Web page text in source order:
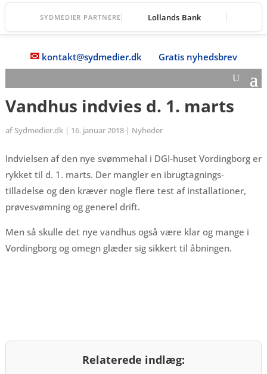
SYDMEDIER PARTNERE Lollands Bank
✉ kontakt@sydmedier.dk Gratis nyhedsbrev
Vandhus indvies d. 1. marts
af Sydmedier.dk| 16. januar 2018| Nyheder
Indvielsen af den nye svømmehal i DGI-huset Vordingborg er
rykket til d. 1. marts. Der mangler en ibrugtagnings-
tilladelse og den kræver nogle flere test af installationer,
prøvesvømning og generel drift.
Men så skulle det nye vandhus også være klar og mange i
Vordingborg og omegn glæder sig sikkert til åbningen.
Relaterede indlæg: